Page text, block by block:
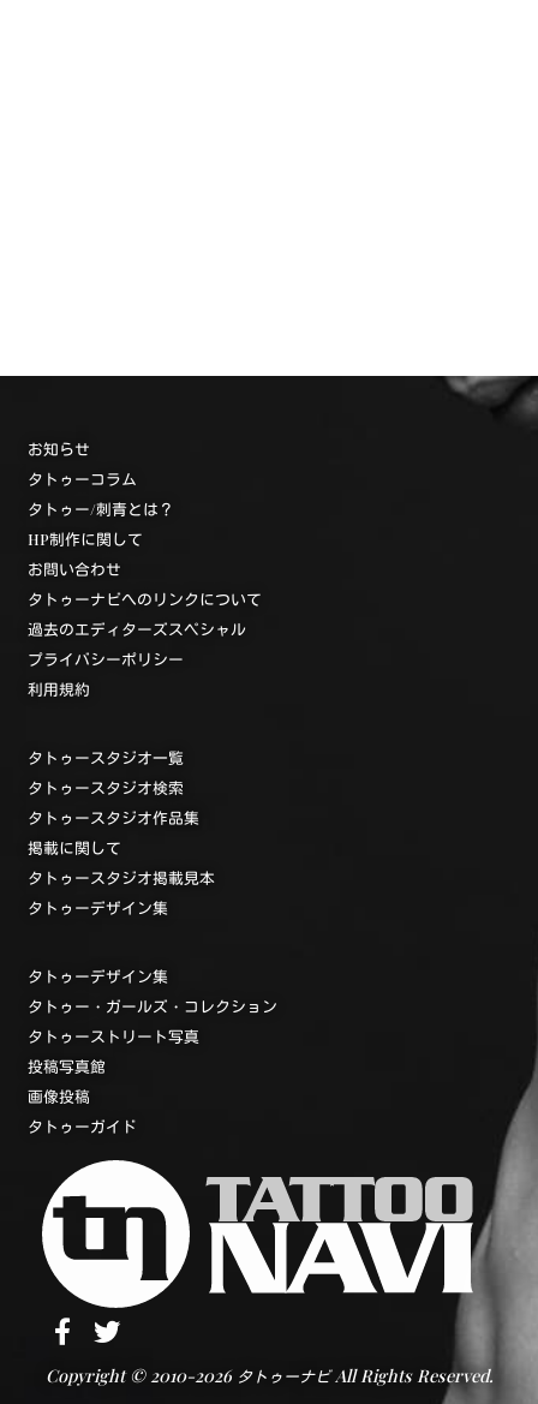
お知らせ
タトゥーコラム
タトゥー/刺青とは？
HP制作に関して
お問い合わせ
タトゥーナビへのリンクについて
過去のエディターズスペシャル
プライバシーポリシー
利用規約
タトゥースタジオ一覧
タトゥースタジオ検索
タトゥースタジオ作品集
掲載に関して
タトゥースタジオ掲載見本
タトゥーデザイン集
タトゥーデザイン集
タトゥー・ガールズ・コレクション
タトゥーストリート写真
投稿写真館
画像投稿
タトゥーガイド
Copyright © 2010-2026 タトゥーナビAll Rights Reserved.